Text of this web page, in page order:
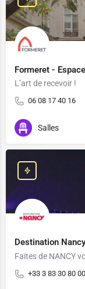
Formeret -
L’art de recevoir !
06 08 17 40 16
Salles
Destination
Faites de NANCY
+33 3 83 30 80 00